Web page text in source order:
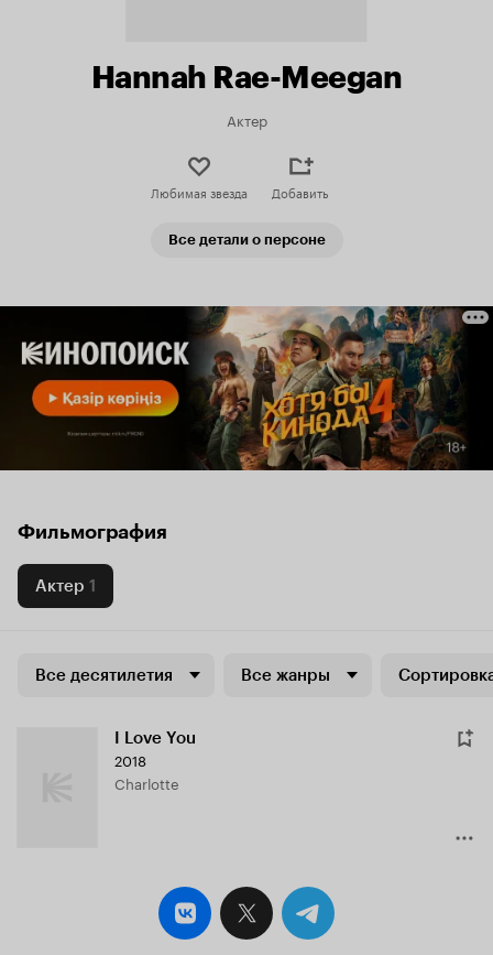
Hannah Rae-Meegan
Актер
Любимая звезда Добавить
Все детали о персоне
Фильмография
Актер 1
Все десятилетия Все жанры
I Love You
2018
Charlotte